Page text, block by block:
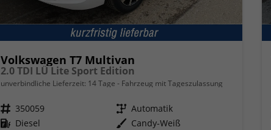
Volkswagen T7 Multivan
2.0 TDI LÜ Lite Sport Edition
unverbindliche Lieferzeit: 14 Tage Fahrzeug mit Tageszulassung
Fahrzeugnr. 350059 Getriebe Automatik
Kraftstoff Diesel Außenfarbe Candy-Weiß